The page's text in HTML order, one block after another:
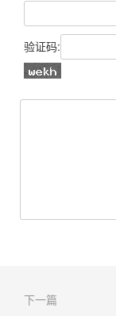
验证码:
下一篇